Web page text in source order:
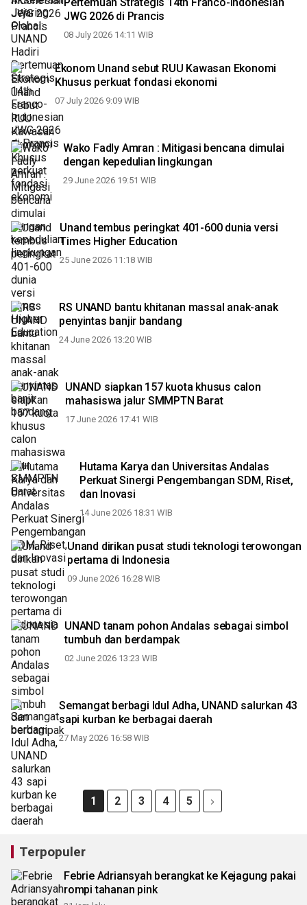
JWG 2026 di Prancis
08 July 2026 14:11 WIB
Ekonom Unand sebut RUU Kawasan Ekonomi
Khusus perkuat fondasi ekonomi
07 July 2026 9:09 WIB
Wako Fadly Amran : Mitigasi bencana dimulai
dengan kepedulian lingkungan
29 June 2026 19:51 WIB
Unand tembus peringkat 401-600 dunia versi
Times Higher Education
25 June 2026 11:18 WIB
RS UNAND bantu khitanan massal anak-anak
penyintas banjir bandang
24 June 2026 13:20 WIB
UNAND siapkan 157 kuota khusus calon
mahasiswa jalur SMMPTN Barat
17 June 2026 17:41 WIB
Hutama Karya dan Universitas Andalas
Perkuat Sinergi Pengembangan SDM, Riset,
dan Inovasi
14 June 2026 18:31 WIB
Unand dirikan pusat studi teknologi terowongan
pertama di Indonesia
09 June 2026 16:28 WIB
UNAND tanam pohon Andalas sebagai simbol
tumbuh dan berdampak
02 June 2026 13:23 WIB
Semangat berbagi Idul Adha, UNAND salurkan 43
sapi kurban ke berbagai daerah
27 May 2026 16:58 WIB
1 2 3 4 5
Terpopuler
Febrie Adriansyah berangkat ke Kejagung pakai
rompi tahanan pink